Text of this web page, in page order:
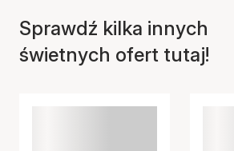
Sprawdź kilka innych
świetnych ofert tutaj!